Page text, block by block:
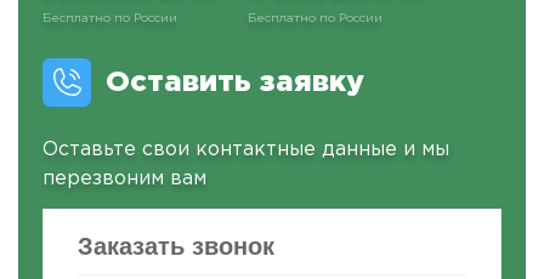
Бесплатно по России Бесплатно по России
Оставить заявку
Оставьте свои контактные данные и мы
перезвоним вам